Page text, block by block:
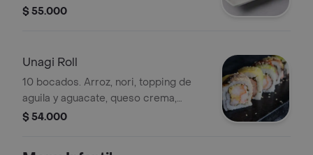
queso crema, anguila y kanikama.
$ 55.000
Unagi Roll
10 bocados. Arroz, nori, topping de
aguila y aguacate, queso crema,
kanikama y langostino.
$ 54.000